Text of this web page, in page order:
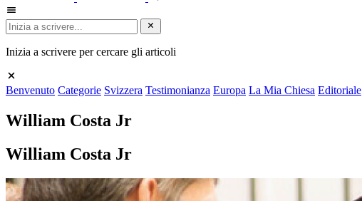
Inizia a scrivere per cercare gli articoli
Benvenuto Categorie Svizzera Testimonianza Europa La Mia Chiesa Editoriale
William Costa Jr
William Costa Jr